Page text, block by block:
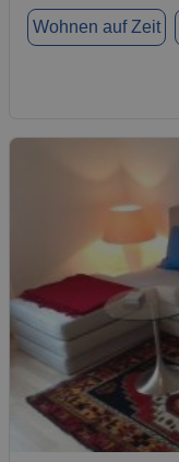
Wohnen auf Zeit